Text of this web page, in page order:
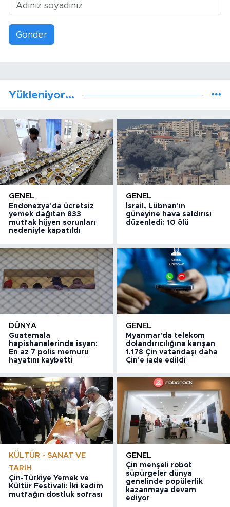
Gönder
Yükleniyor...
GENEL
Endonezya'da ücretsiz
yemek dağıtan 833
mutfak hijyen sorunları
nedeniyle kapatıldı
GENEL
İsrail, Lübnan'ın
güneyine hava saldırısı
düzenledi: 10 ölü
DÜNYA
Guatemala
hapishanelerinde isyan:
En az 7 polis memuru
hayatını kaybetti
GENEL
Myanmar'da telekom
dolandırıcılığına karışan
1.178 Çin vatandaşı daha
Çin'e iade edildi
KÜLTÜR - SANAT VE
TARIH
Çin-Türkiye Yemek ve
Kültür Festivali: İki kadim
mutfağın dostluk sofrası
GENEL
Çin menşeli robot
süpürgeler dünya
genelinde popülerlik
kazanmaya devam
ediyor